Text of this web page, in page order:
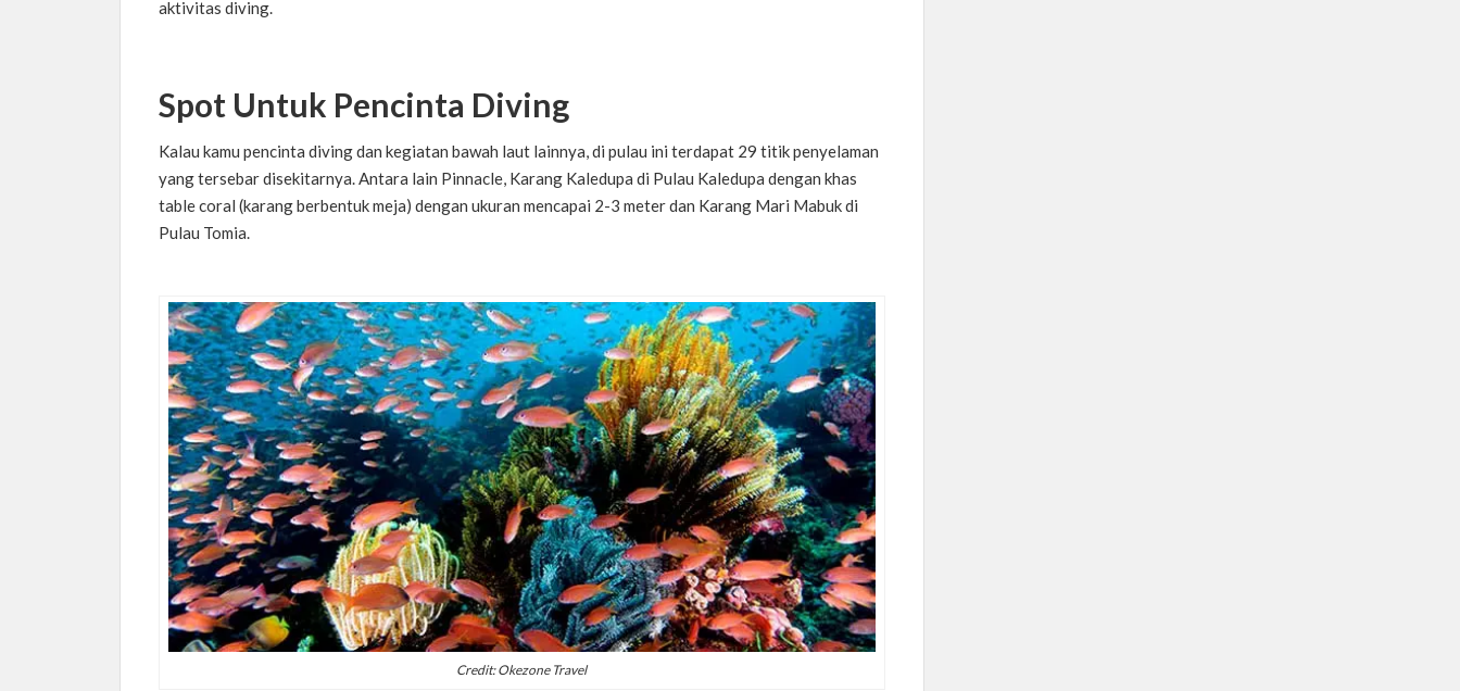
aktivitas diving.
Spot Untuk Pencinta Diving
Kalau kamu pencinta diving dan kegiatan bawah laut lainnya, di pulau ini terdapat 29 titik penyelaman
yang tersebar disekitarnya. Antara lain Pinnacle, Karang Kaledupa di Pulau Kaledupa dengan khas
table coral (karang berbentuk meja) dengan ukuran mencapai 2-3 meter dan Karang Mari Mabuk di
Pulau Tomia.
Credit: Okezone Travel